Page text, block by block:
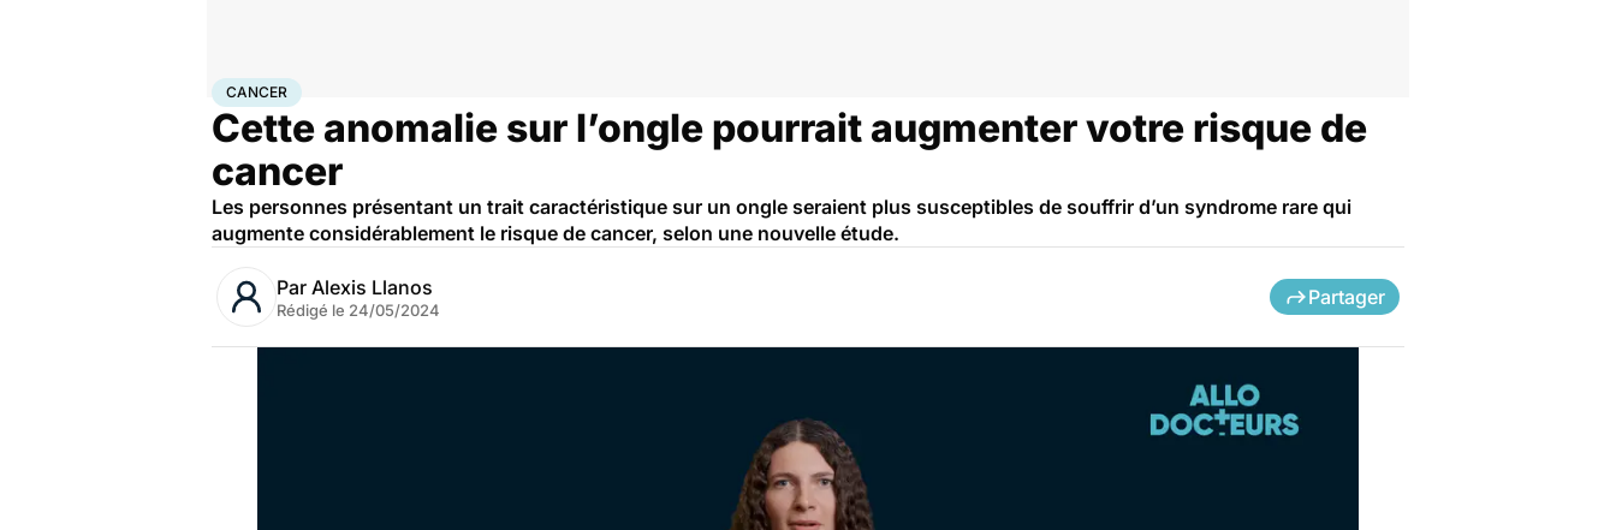
AccueilSanté
CANCER
Cette anomalie sur l’ongle pourrait augmenter votre risque de
cancer
Les personnes présentant un trait caractéristique sur un ongle seraient plus susceptibles de souffrir d’un syndrome rare qui
augmente considérablement le risque de cancer, selon une nouvelle étude.
Par Alexis Llanos
Rédigé le 24/05/2024
Partager